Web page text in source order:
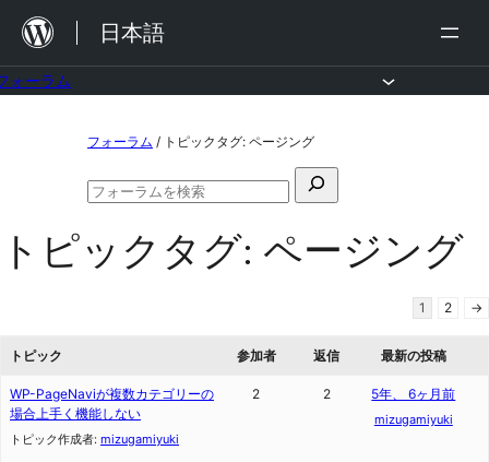
を
日本語
ォーラム
ン
ツ
キ
ッ
プ
フォーラム / トピックタグ: ページング
検
対
フ
ー
索
トピックタグ: ページング
1 2 →
トピック 参加者 返信 最新の投稿
WP-PageNaviが複数カテゴリーの
場合上手く機能しない
トピック作成者: mizugamiyuki
2 2 5年、 6ヶ月前
mizugamiyuki